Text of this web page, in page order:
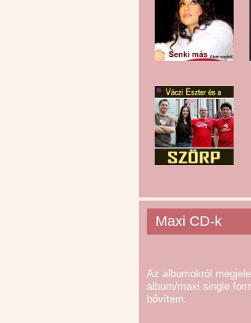
Maxi CD-k
Az albumokról
album/maxi single
bővítem.